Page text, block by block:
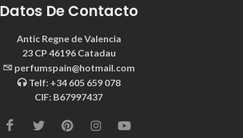
Datos De Contacto
Antic Regne de Valencia
23 CP 46196 Catadau
perfumspain@hotmail.com
Telf: +34 605 659 078
CIF: B67997437